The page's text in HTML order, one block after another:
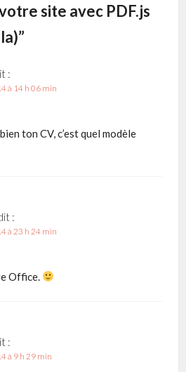
site avec PDF.js
”
:
à 14 h 06 min
ton CV, c’est quel modèle
:
à 23 h 24 min
Office.
:
à 9 h 29 min